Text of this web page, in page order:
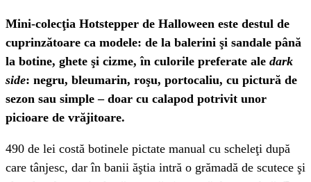
Mini-colecţia Hotstepper de Halloween este destul de
cuprinzătoare ca modele: de la balerini şi sandale până
la botine, ghete şi cizme, în culorile preferate ale dark
side: negru, bleumarin, roşu, portocaliu, cu pictură de
sezon sau simple – doar cu calapod potrivit unor
picioare de vrăjitoare.
490 de lei costă botinele pictate manual cu scheleţi după
care tânjesc, dar în banii ăştia intră o grămadă de scutece şi